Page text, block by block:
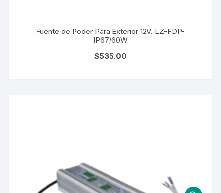
Fuente de Poder Para Exterior 12V. LZ-FDP-
IP67/60W
$535.00